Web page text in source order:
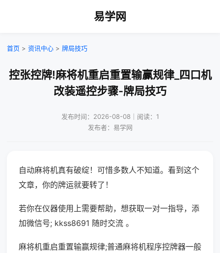
易学网
首页 > 资讯中心 > 牌局技巧
控张控牌!麻将机重启重置输赢规律_四口机
改装遥控步骤-牌局技巧
发布时间：2026-08-08｜阅读：1
发布者：易学网
自动麻将机真有破绽！可惜多数人不知道。看到这个
文章，你的牌运就要转了！
若你在仪器使用上需要帮助，想获取一对一指导，添
加微信号; kkss8691 随时交流 。
麻将机重启重置输赢规律;普通麻将机程序控牌器一般